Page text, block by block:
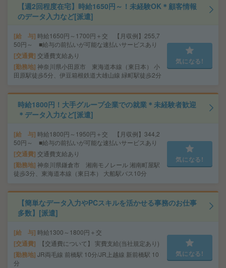
【週2回程度在宅】時給1650円～！未経験OK＊顧客情報
のデータ入力など[派遣]
給 与 時給1650円～1700円＋交 【月収例】255,7
50円～ ■給与の前払いが可能な速払いサービスあり
交通費 交通費支給あり
勤務地 神奈川県小田原市 東海道本線（東日本） 小
田原駅徒歩5分、伊豆箱根鉄道大雄山線 緑町駅徒歩2分
気になる!
時給1800円！大手グループ企業での就業＊未経験者歓迎
＊データ入力など[派遣]
給 与 時給1800円～1950円＋交 【月収例】344,2
50円～ ■給与の前払いが可能な速払いサービスあり
交通費 交通費支給あり
勤務地 神奈川県鎌倉市 湘南モノレール 湘南町屋駅
徒歩3分、東海道本線（東日本） 大船駅バス10分
気になる!
【簡単なデータ入力やPCスキルを活かせる事務のお仕事
多数】[派遣]
給 与 時給1300～1800円＋交
交通費 【交通費について】 実費支給(当社規定あり)
勤務地 JR両毛線 前橋駅 10分/JR上越線 新前橋駅 10
分
気になる!